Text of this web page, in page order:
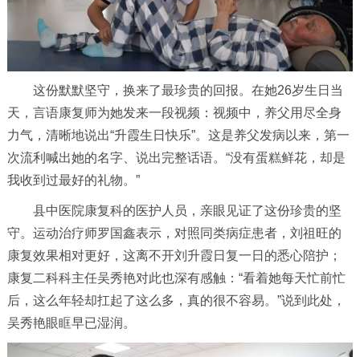
这份默默坚守，换来了最珍贵的回报。在她26岁生日当
天，言语康复师为她发来一段视频：视频中，养父用尽全身
力气，清晰地说出“升霞生日快乐”。这是养父发病以来，第一
次流利喊出她的名字、说出完整话语。“没有蛋糕鲜花，却是
我收到过最好的礼物。”
县中医院康复科的医护人员，亲眼见证了这份珍贵的坚
守。运动治疗师罗国鑫表示，对照同类病症患者，刘祖旺的
康复效果相对更好，这离不开刘升霞日复一日的悉心陪护；
康复二科科主任吴秀艳对此也深有感触：“看着她每天忙前忙
后，这么年轻却扛起了这么多，真的很不容易。”说到此处，
吴秀艳眼眶早已湿润。